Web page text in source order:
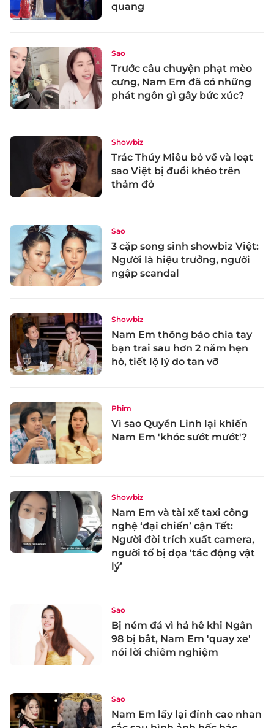
quang
Sao
Trước câu chuyện phạt mèo
cưng, Nam Em đã có những
phát ngôn gì gây bức xúc?
Showbiz
Trác Thúy Miêu bỏ về và loạt
sao Việt bị đuổi khéo trên
thảm đỏ
Sao
3 cặp song sinh showbiz Việt:
Người là hiệu trưởng, người
ngập scandal
Showbiz
Nam Em thông báo chia tay
bạn trai sau hơn 2 năm hẹn
hò, tiết lộ lý do tan vỡ
Phim
Vì sao Quyền Linh lại khiến
Nam Em 'khóc sướt mướt'?
Showbiz
Nam Em và tài xế taxi công
nghệ ‘đại chiến’ cận Tết:
Người đòi trích xuất camera,
người tố bị dọa ‘tác động vật
lý’
Sao
Bị ném đá vì hả hê khi Ngân
98 bị bắt, Nam Em 'quay xe'
nói lời chiêm nghiệm
Sao
Nam Em lấy lại đỉnh cao nhan